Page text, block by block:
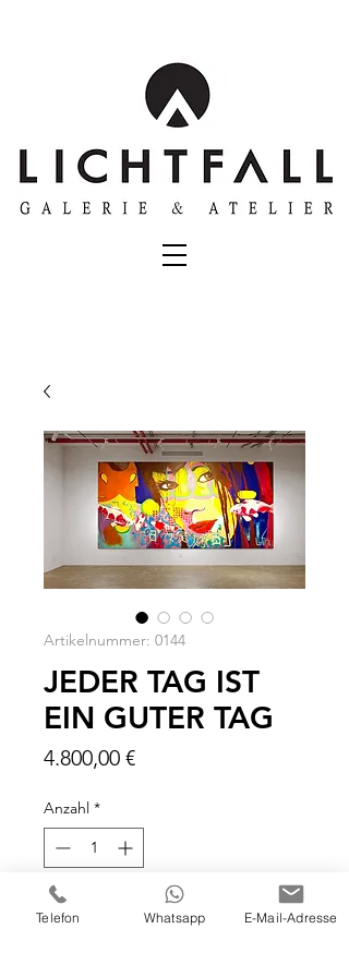
Artikelnummer: 0144
JEDER TAG IST
EIN GUTER TAG
4.800,00 €Preis
Anzahl *
In den Warenkorb
Telefon Whatsapp E-Mail-Adresse